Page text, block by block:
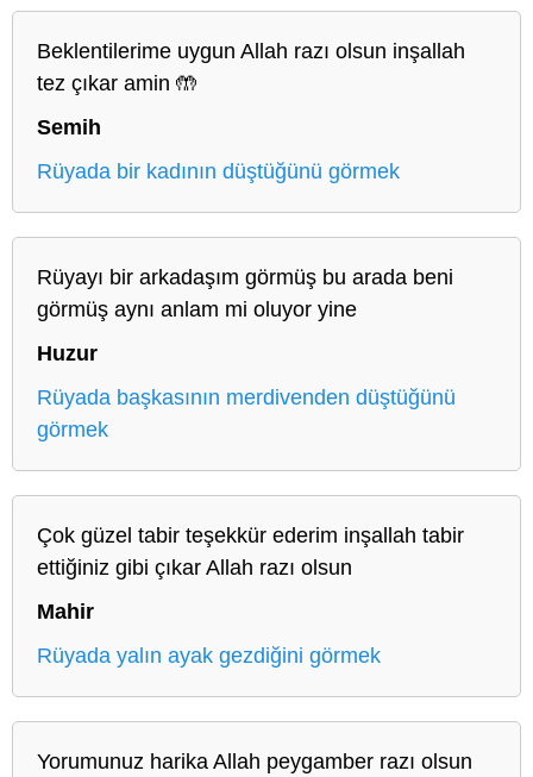
Beklentilerime uygun Allah razı olsun inşallah
tez çıkar amin 🤲
Semih
Rüyada bir kadının düştüğünü görmek
Rüyayı bir arkadaşım görmüş bu arada beni
görmüş aynı anlam mi oluyor yine
Huzur
Rüyada başkasının merdivenden düştüğünü
görmek
Çok güzel tabir teşekkür ederim inşallah tabir
ettiğiniz gibi çıkar Allah razı olsun
Mahir
Rüyada yalın ayak gezdiğini görmek
Yorumunuz harika Allah peygamber razı olsun